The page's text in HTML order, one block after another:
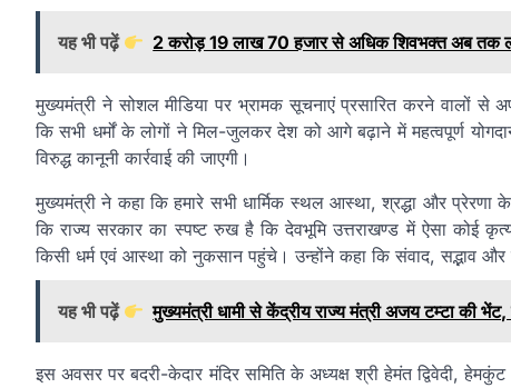
यह भी पढ़ें 2 करोड़ 19 लाख 70 हजार से अधिक शिवभक्त अब
मुख्यमंत्री ने सोशल मीडिया पर भ्रामक सूचनाएं प्रसारित करने वालों
कि सभी धर्मों के लोगों ने मिल-जुलकर देश को आगे बढ़ाने में महत्वपूर्ण
विरुद्ध कानूनी कार्रवाई की जाएगी।
मुख्यमंत्री ने कहा कि हमारे सभी धार्मिक स्थल आस्था, श्रद्धा और प्रेरणा
कि राज्य सरकार का स्पष्ट रुख है कि देवभूमि उत्तराखण्ड में ऐसा कोई
किसी धर्म एवं आस्था को नुकसान पहुंचे। उन्होंने कहा कि संवाद, सद्भाव और
यह भी पढ़ें मुख्यमंत्री धामी से केंद्रीय राज्य मंत्री अजय टम्टा की
इस अवसर पर बदरी-केदार मंदिर समिति के अध्यक्ष श्री हेमंत द्विवेदी,